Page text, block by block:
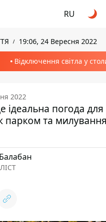
RU
19:06, 24 Вересня 2022
Відключення світла у
2022
ідеальна погода для
парком та милування